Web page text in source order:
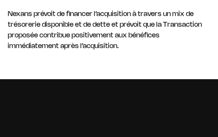
Nexans prévoit de financer l’acquisition à travers un mix de
trésorerie disponible et de dette et prévoit que la Transaction
proposée contribue positivement aux bénéfices
immédiatement après l’acquisition.